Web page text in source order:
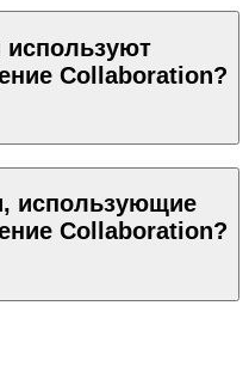
используют
Collaboration?
использующие
Collaboration?